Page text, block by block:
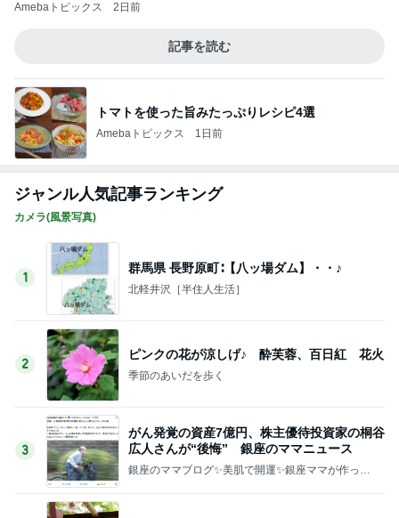
Amebaトピックス 2日前
記事を読む
トマトを使った旨みたっぷりレシピ4選
Amebaトピックス 1日前
ジャンル人気記事ランキング
カメラ(風景写真)
1
群馬県 長野原町∶【八ッ場ダム】・・♪
北軽井沢［半住人生活］
2
ピンクの花が涼しげ♪ 酔芙蓉、百日紅 花火
季節のあいだを歩く
3
がん発覚の資産7億円、株主優待投資家の桐谷
広人さんが“後悔” 銀座のママニュース
銀座のママブログ✨美肌で開運✨銀座ママが作った